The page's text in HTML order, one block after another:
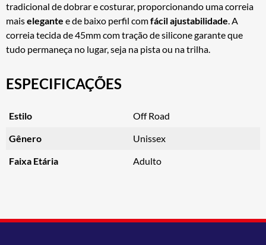
tradicional de dobrar e costurar, proporcionando uma correia
maiselegante e de baixo perfil comfácil ajustabilidade. A
correia tecida de 45mm com tração de silicone garante que
tudo permaneça no lugar, seja na pista ou na trilha.
ESPECIFICAÇÕES
Estilo Off Road
Gênero Unissex
Faixa Etária Adulto